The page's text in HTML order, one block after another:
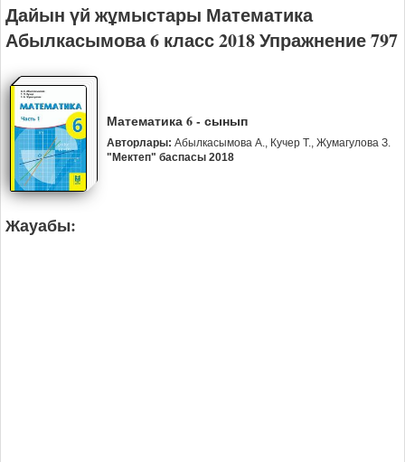
Дайын үй жұмыстары Математика
Абылкасымова 6 класс 2018 Упражнение 797
Математика 6 - сынып
Авторлары: Абылкасымова А., Кучер Т., Жумагулова З.
"Мектеп" баспасы 2018
Жауабы: